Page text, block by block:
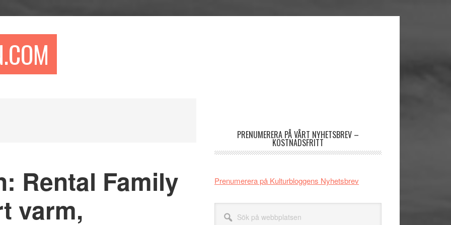
Rental Family
varm,
PRENUMERERA PÅ VÅRT NYHETSBREV –
KOSTNADSFRITT
Prenumerera på Kulturbloggens Nyhetsbrev